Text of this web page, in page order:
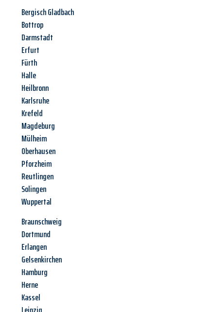
Bergisch Gladbach
Bottrop
Darmstadt
Erfurt
Fürth
Halle
Heilbronn
Karlsruhe
Krefeld
Magdeburg
Mülheim
Oberhausen
Pforzheim
Reutlingen
Solingen
Wuppertal
Braunschweig
Dortmund
Erlangen
Gelsenkirchen
Hamburg
Herne
Kassel